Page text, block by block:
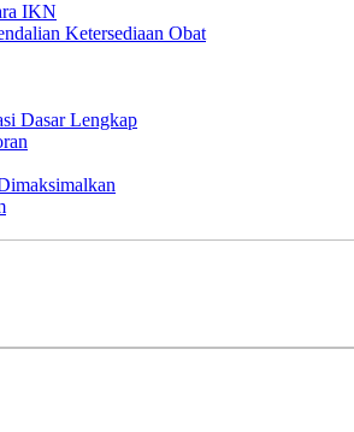
IKN
Ketersediaan Obat
Dasar Lengkap